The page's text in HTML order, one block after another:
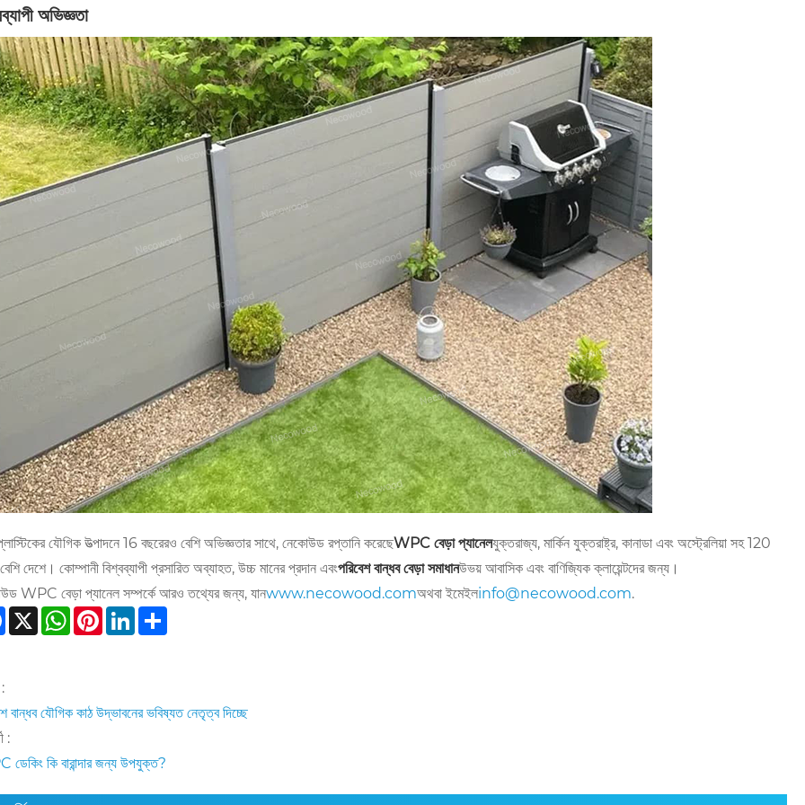
অভিজ্ঞতা
যৌগিক উত্পাদনে 16 বছরেরও বেশি অভিজ্ঞতার সাথে, নেকোউড রপ্তানি করেছেWPC বেড়া প্যানেলযুক্তরাজ্য, মার্কিন যুক্তরাষ্ট্র, কানাডা এবং অস্ট্রেলিয়া সহ 120
দেশে। কোম্পানী বিশ্বব্যাপী প্রসারিত অব্যাহত, উচ্চ মানের প্রদান এবংপরিবেশ বান্ধব বেড়া সমাধানউভয় আবাসিক এবং বাণিজ্যিক ক্লায়েন্টদের জন্য।
WPC বেড়া প্যানেল সম্পর্কে আরও তথ্যের জন্য, যানwww.necowood.comঅথবা ইমেইলinfo@necowood.com.
Facebook
X WhatsApp
PinterestLinkedIn
বান্ধব যৌগিক কাঠ উদ্ভাবনের ভবিষ্যত নেতৃত্ব দিচ্ছে
:
ডেকিং কি বারান্দার জন্য উপযুক্ত?